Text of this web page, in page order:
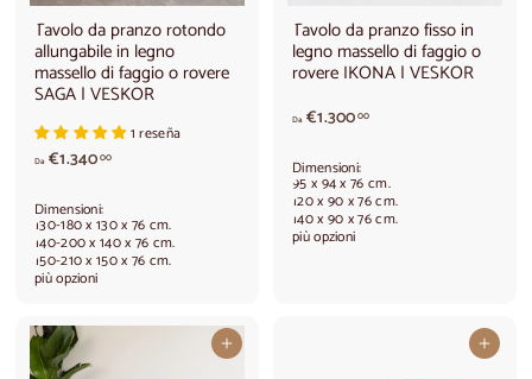
0
Tavolo da pranzo rotondo
allungabile in legno
massello di faggio o rovere
SAGA | VESKOR
1 reseña
Da €1.34000A
r
t
i
d
Dimensioni:
130-180 x 130 x 76 cm.
140-200 x 140 x 76 cm.
150-210 x 150 x 76 cm.
più opzioni
Tavolo da pranzo fisso in
legno massello di faggio o
rovere IKONA | VESKOR
Da €1.30000A
r
t
i
Dimensioni:
95 x 94 x 76 cm.
120 x 90 x 76 cm.
140 x 90 x 76 cm.
più opzioni
Aggiungi al carrello Aggiungi al carrello